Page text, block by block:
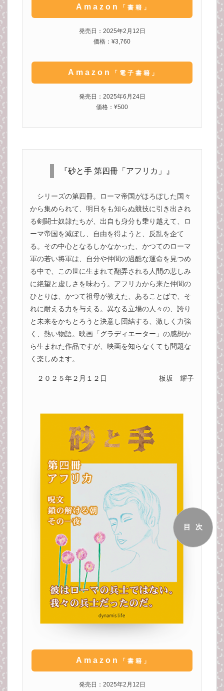
Amazon 「書籍」
発売日：2025年2月12日
価格：¥3,760
Amazon 「電子書籍」
発売日：2025年6月24日
価格：¥500
『砂と手 第四冊「アフリカ」』
シリーズの第四冊。ローマ帝国がほろぼした国々
から集められて、明日をも知らぬ競技に引き出され
る剣闘士奴隷たちが、出自も身分も乗り越えて、ロ
ーマ帝国を滅ぼし、自由を得ようと、反乱を企て
る。その中心となるしかなかった、かつてのローマ
軍の若い将軍は、自分や仲間の過酷な運命を見つめ
る中で、この世に生まれて翻弄される人間の悲しみ
に絶望と虚しさを味わう。アフリカから来た仲間の
ひとりは、かつて祖母が教えた、あることばで、そ
れに耐える力を与える。異なる立場の人々の、誇り
と未来をかちとろうと決意し団結する、激しく力強
く、熱い物語。映画「グラディエーター」の感想か
ら生まれた作品ですが、映画を知らなくても問題な
く楽しめます。
２０２５年２月１２日 板坂 耀子
Amazon 「書籍」
発売日：2025年2月12日
目次